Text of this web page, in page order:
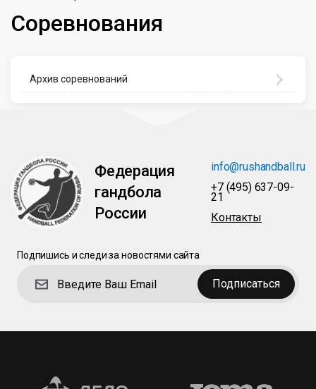
Соревнования
Архив соревнований
Федерация
гандбола
России
info@rushandball.ru
+7 (495) 637-09-
21
Контакты
Подпишись и следи за новостями сайта
Подписаться